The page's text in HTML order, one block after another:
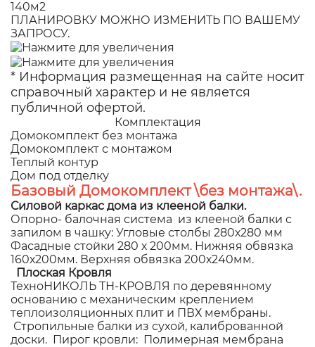
140м2
ПЛАНИРОВКУ МОЖНО ИЗМЕНИТЬ ПО ВАШЕМУ
ЗАПРОСУ.
* Информация размещенная на сайте носит
справочный характер и не является
публичной офертой.
Комплектация
Домокомплект без монтажа
Домокомплект с монтажом
Теплый контур
Дом под отделку
Базовый Домокомплект \без монтажа\.
Силовой каркас дома из клееной балки.
Опорно- балочная система из клееной балки с
запилом в чашку: Угловые столбы 280х280 мм
Фасадные стойки 280 х 200мм. Нижняя обвязка
160х200мм. Верхняя обвязка 200х240мм.
Плоская Кровля
ТехноНИКОЛЬ ТН-КРОВЛЯ по деревянному
основанию с механическим креплением
теплоизоляционных плит и ПВХ мембраны.
Стропильные балки из сухой, калиброванной
доски. Пирог кровли: Полимерная мембрана